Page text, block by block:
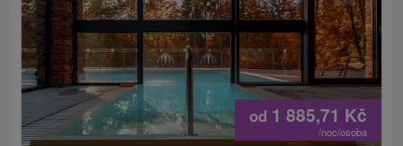
od 1 885,71 Kč
/noc/osoba